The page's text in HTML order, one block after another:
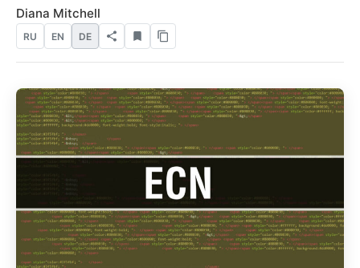
Diana Mitchell
RU EN DE